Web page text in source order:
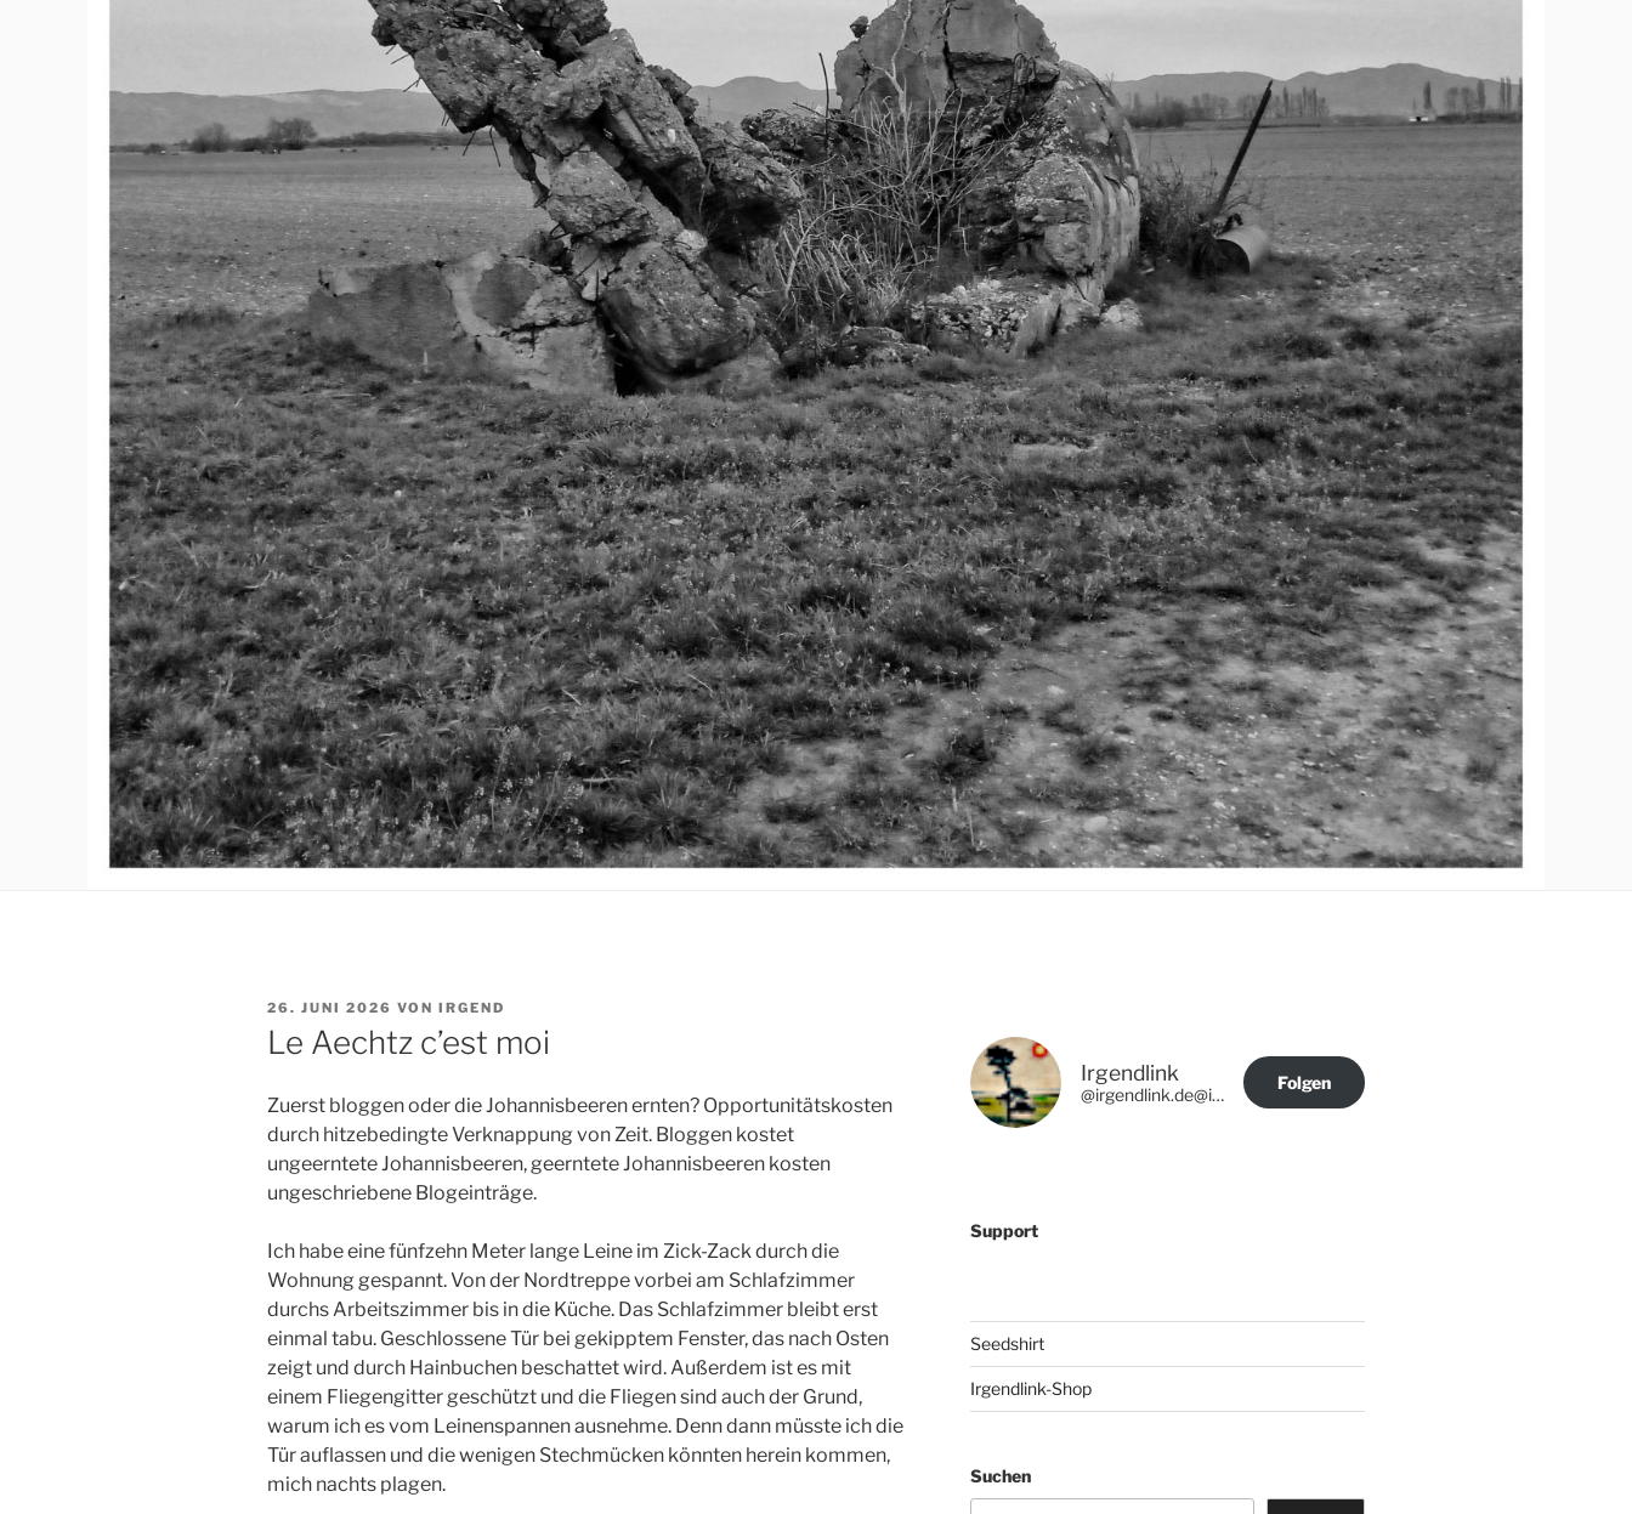
VERÖFFENTLICHT
AM
26. JUNI 2026 VON IRGEND
Le Aechtz c’est moi
Zuerst bloggen oder die Johannisbeeren ernten? Opportunitätskosten
durch hitzebedingte Verknappung von Zeit. Bloggen kostet
ungeerntete Johannisbeeren, geerntete Johannisbeeren kosten
ungeschriebene Blogeinträge.
Ich habe eine fünfzehn Meter lange Leine im Zick-Zack durch die
Wohnung gespannt. Von der Nordtreppe vorbei am Schlafzimmer
durchs Arbeitszimmer bis in die Küche. Das Schlafzimmer bleibt erst
einmal tabu. Geschlossene Tür bei gekipptem Fenster, das nach Osten
zeigt und durch Hainbuchen beschattet wird. Außerdem ist es mit
einem Fliegengitter geschützt und die Fliegen sind auch der Grund,
warum ich es vom Leinenspannen ausnehme. Denn dann müsste ich die
Tür auflassen und die wenigen Stechmücken könnten herein kommen,
mich nachts plagen.
Irgendlink
@irgendlink.de@irgendlink.de
Folgen
Support
Seedshirt
Irgendlink-Shop
Suchen